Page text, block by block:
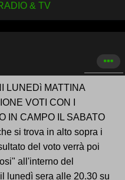
& TV
LUNEDì MATTINA
VOTI CON I
IN CAMPO IL SABATO
si trova in alto sopra i
del voto verrà poi
all'interno del
lunedì sera alle 20.30 su